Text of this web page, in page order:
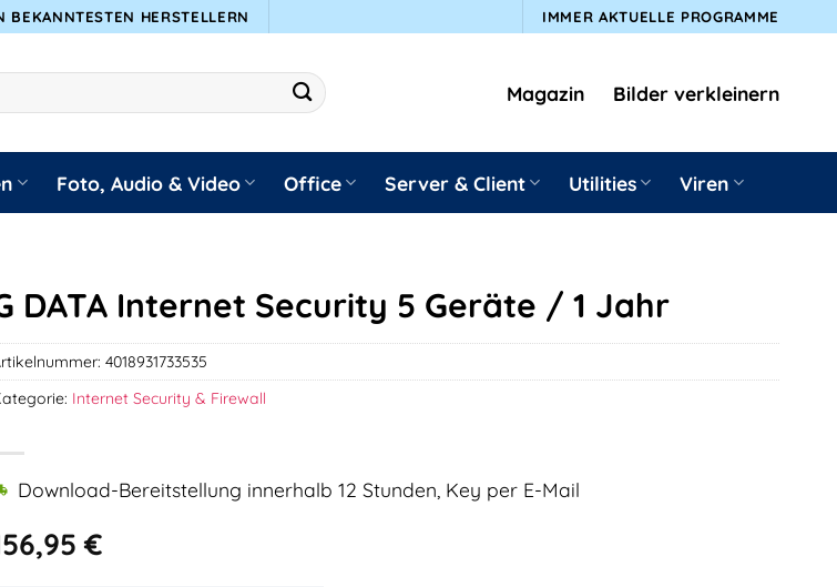
BEKANNTESTEN HERSTELLERN IMMER AKTUELLE PROGRAMME
Magazin Bilder verkleinern
Foto, Audio & Video Office Server & Client Utilities Viren
DATA Internet Security 5 Geräte / 1 Jahr
€
Download-Bereitstellung innerhalb 12 Stunden, Key per E-Mail
4018931733535
Internet Security & Firewall